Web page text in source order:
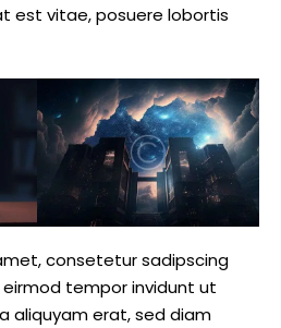
est vitae, posuere lobortis
consetetur sadipscing
tempor invidunt ut
aliquyam erat, sed diam